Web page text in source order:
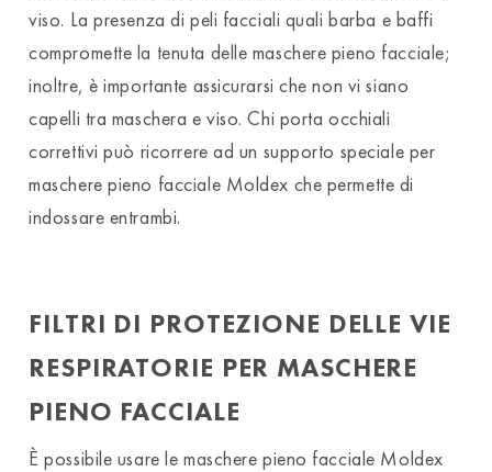
viso. La presenza di peli facciali quali barba e baffi
compromette la tenuta delle maschere pieno facciale;
inoltre, è importante assicurarsi che non vi siano
capelli tra maschera e viso. Chi porta occhiali
correttivi può ricorrere ad un supporto speciale per
maschere pieno facciale Moldex che permette di
indossare entrambi.
FILTRI DI PROTEZIONE DELLE VIE
RESPIRATORIE PER MASCHERE
PIENO FACCIALE
È possibile usare le maschere pieno facciale Moldex